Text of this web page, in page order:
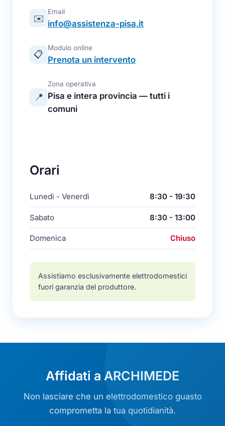
✉️
Email
info@assistenza-pisa.it
📋
Modulo online
Prenota un intervento
📍
Zona operativa
Pisa e intera provincia — tutti i
comuni
Orari
Lunedì - Venerdì 8:30 - 19:30
Sabato 8:30 - 13:00
Domenica Chiuso
Assistiamo esclusivamente elettrodomestici
fuori garanzia del produttore.
Affidati a ARCHIMEDE
Non lasciare che un elettrodomestico guasto
comprometta la tua quotidianità.